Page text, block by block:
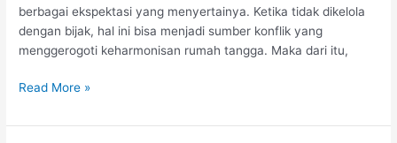
berbagai ekspektasi yang menyertainya. Ketika tidak dikelola
dengan bijak, hal ini bisa menjadi sumber konflik yang
menggerogoti keharmonisan rumah tangga. Maka dari itu,
Read More »